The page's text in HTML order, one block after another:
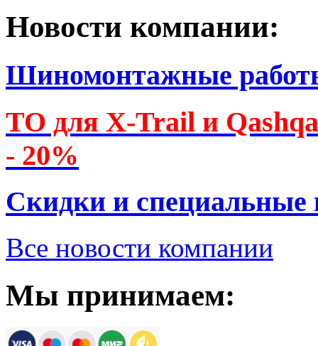
Новости компании:
Шиномонтажные
ТО для X-Trail и
- 20%
Скидки и специальные
Все новости компании
Мы принимаем: